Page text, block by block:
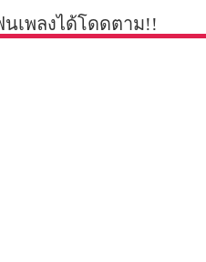
นเพลงได้โดดตาม!!